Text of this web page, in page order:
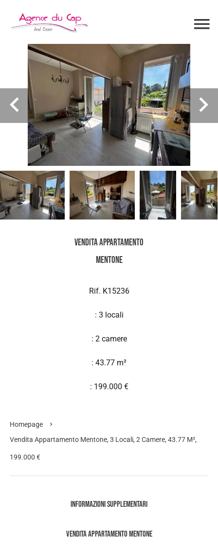
Vendita Appartamento
Mentone
Rif. K15236
: 3 locali
: 2 camere
: 43.77 m²
: 199.000 €
Homepage
Vendita Appartamento Mentone, 3 Locali, 2 Camere, 43.77 M²,
199.000 €
Informazioni supplementari
Vendita Appartamento Mentone